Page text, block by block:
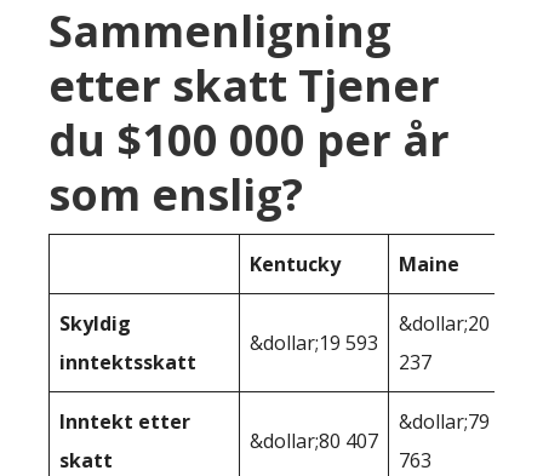
Sammenligning
etter skatt Tjener
du $100 000 per år
som enslig?
Kentucky Maine
Skyldig
inntektsskatt
&dollar;19 593
&dollar;20
237
Inntekt etter
skatt
&dollar;80 407
&dollar;79
763